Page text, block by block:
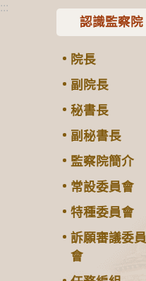
:::
認識監察院
院長
副院長
秘書長
副秘書長
監察院簡介
常設委員會
特種委員會
訴願審議委員
會